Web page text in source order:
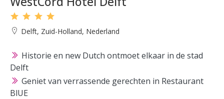
Delft, Zuid-Holland, Nederland
Historie en new Dutch ontmoet elkaar in de stad
Delft
Geniet van verrassende gerechten in Restaurant
BlUE